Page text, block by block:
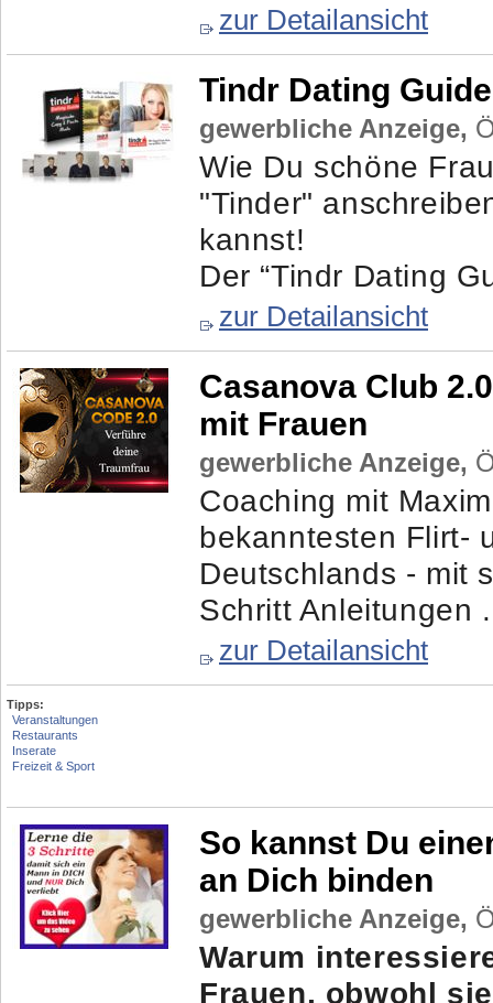
zur Detailansicht
Tindr Dating Guide
gewerbliche Anzeige,
Wie Du schöne
"Tinder"
kannst!
Der “Tindr Dating
zur Detailansicht
Casanova Club
mit Frauen
gewerbliche Anzeige,
Coaching mit
bekanntesten Flirt-
Deutschlands - mit
Schritt Anleitungen
zur Detailansicht
Tipps:
Veranstaltungen
Restaurants
Inserate
Freizeit & Sport
So kannst Du
an Dich binden
gewerbliche Anzeige,
Warum
Frauen, obwohl